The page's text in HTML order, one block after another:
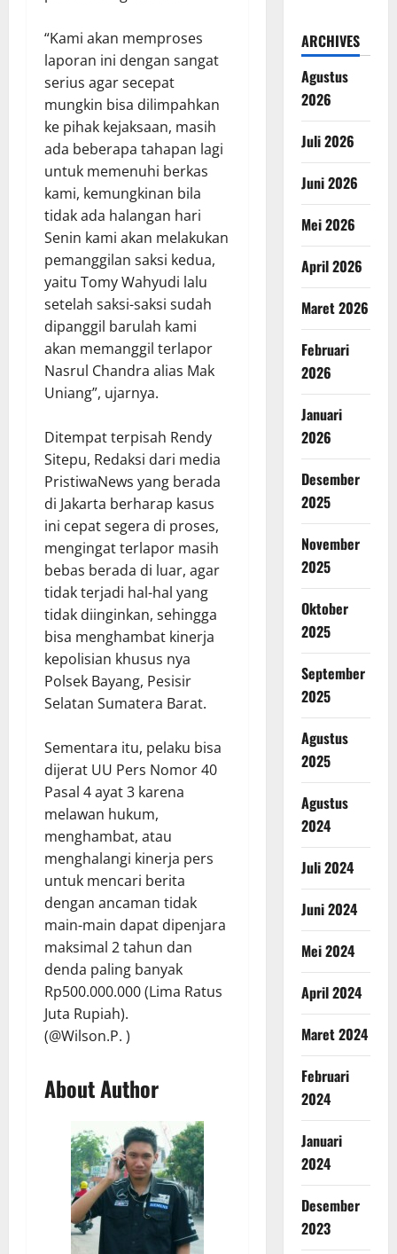
“Kami akan memproses
laporan ini dengan sangat
serius agar secepat
mungkin bisa dilimpahkan
ke pihak kejaksaan, masih
ada beberapa tahapan lagi
untuk memenuhi berkas
kami, kemungkinan bila
tidak ada halangan hari
Senin kami akan melakukan
pemanggilan saksi kedua,
yaitu Tomy Wahyudi lalu
setelah saksi-saksi sudah
dipanggil barulah kami
akan memanggil terlapor
Nasrul Chandra alias Mak
Uniang”, ujarnya.
Ditempat terpisah Rendy
Sitepu, Redaksi dari media
PristiwaNews yang berada
di Jakarta berharap kasus
ini cepat segera di proses,
mengingat terlapor masih
bebas berada di luar, agar
tidak terjadi hal-hal yang
tidak diinginkan, sehingga
bisa menghambat kinerja
kepolisian khusus nya
Polsek Bayang, Pesisir
Selatan Sumatera Barat.
Sementara itu, pelaku bisa
dijerat UU Pers Nomor 40
Pasal 4 ayat 3 karena
melawan hukum,
menghambat, atau
menghalangi kinerja pers
untuk mencari berita
dengan ancaman tidak
main-main dapat dipenjara
maksimal 2 tahun dan
denda paling banyak
Rp500.000.000 (Lima Ratus
Juta Rupiah).
(@Wilson.P. )
About Author
ARCHIVES
Agustus
2026
Juli 2026
Juni 2026
Mei 2026
April 2026
Maret 2026
Februari
2026
Januari
2026
Desember
2025
November
2025
Oktober
2025
September
2025
Agustus
2025
Agustus
2024
Juli 2024
Juni 2024
Mei 2024
April 2024
Maret 2024
Februari
2024
Januari
2024
Desember
2023